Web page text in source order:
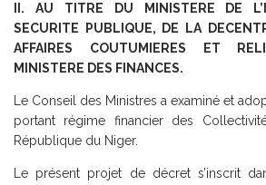
II. AU TITRE DU MINISTERE DE
SECURITE PUBLIQUE, DE LA
AFFAIRES COUTUMIERES ET
MINISTERE DES FINANCES.
Le Conseil des Ministres a examiné et
portant régime financier des
République du Niger.
Le présent projet de décret s’inscrit